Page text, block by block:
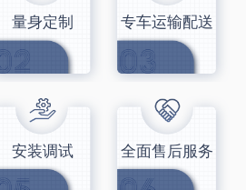
量身定制 专车运输配送
安装调试 全面售后服务